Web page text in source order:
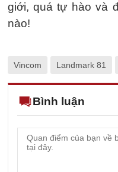
giới, quá tự hào và
nào!
Vincom Landmark 81
Bình luận